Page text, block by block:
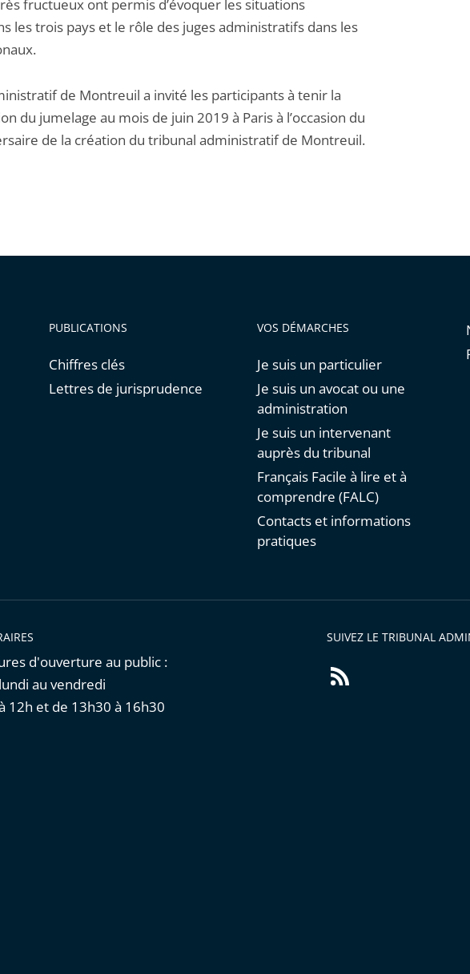
fructueux ont permis d’évoquer les situations
les trois pays et le rôle des juges administratifs dans les
de Montreuil a invité les participants à tenir la
du jumelage au mois de juin 2019 à Paris à l’occasion du
de la création du tribunal administratif de Montreuil.
PUBLICATIONS
Chiffres clés
Lettres de jurisprudence
VOS DÉMARCHES
Je suis un particulier
Je suis un avocat ou une
administration
Je suis un intervenant
auprès du tribunal
Français Facile à lire et à
comprendre (FALC)
Contacts et informations
pratiques
d'ouverture au public :
au vendredi
12h et de 13h30 à 16h30
SUIVEZ LE TRIBUNAL
Flux
RSS